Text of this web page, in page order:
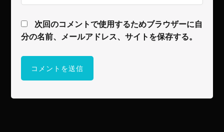
次回のコメントで使用するためブラウザーに自
分の名前、メールアドレス、サイトを保存する。